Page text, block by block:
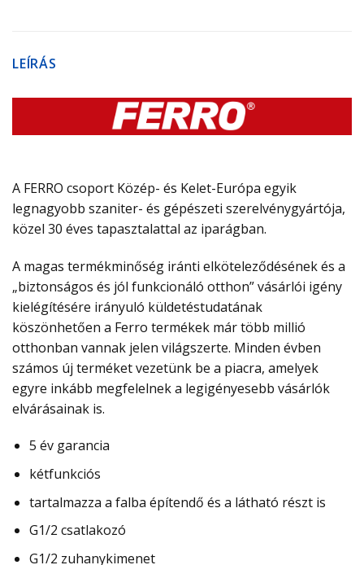
LEÍRÁS
A FERRO csoport Közép- és Kelet-Európa egyik
legnagyobb szaniter- és gépészeti szerelvénygyártója,
közel 30 éves tapasztalattal az iparágban.
A magas termékminőség iránti elköteleződésének és a
„biztonságos és jól funkcionáló otthon” vásárlói igény
kielégítésére irányuló küldetéstudatának
köszönhetően a Ferro termékek már több millió
otthonban vannak jelen világszerte. Minden évben
számos új terméket vezetünk be a piacra, amelyek
egyre inkább megfelelnek a legigényesebb vásárlók
elvárásainak is.
5 év garancia
kétfunkciós
tartalmazza a falba építendő és a látható részt is
G1/2 csatlakozó
G1/2 zuhanykimenet